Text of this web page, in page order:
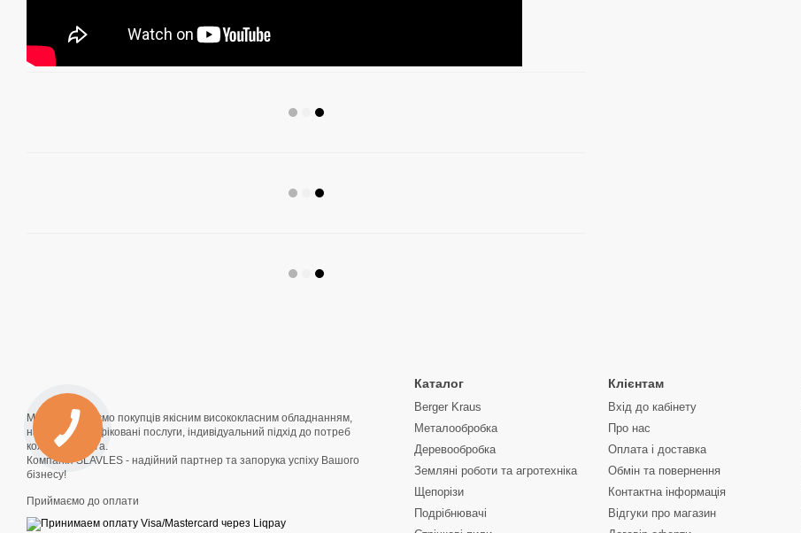
Ми забезпечуємо покупців якісним висококласним обладнанням,
надаючи кваліфіковані послуги, індивідуальний підхід до потреб
кожного клієнта.
Компанія SLAVLES - надійний партнер та запорука успіху Вашого
бізнесу!
Приймаємо до оплати
Каталог
Berger Kraus
Металообробка
Деревообробка
Земляні роботи та агротехніка
Щепорізи
Подрібнювачі
Клієнтам
Вхід до кабінету
Про нас
Оплата і доставка
Обмін та повернення
Контактна інформація
Відгуки про магазин